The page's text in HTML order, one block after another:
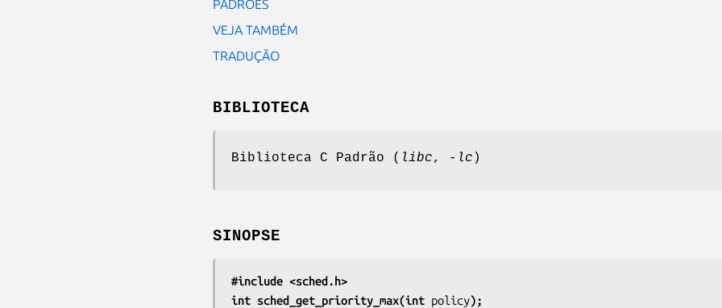
PADRÕES
VEJA TAMBÉM
TRADUÇÃO
BIBLIOTECA
Biblioteca C Padrão ( libc, -lc )
SINOPSE
#include <sched.h>
int sched_get_priority_max(int policy);